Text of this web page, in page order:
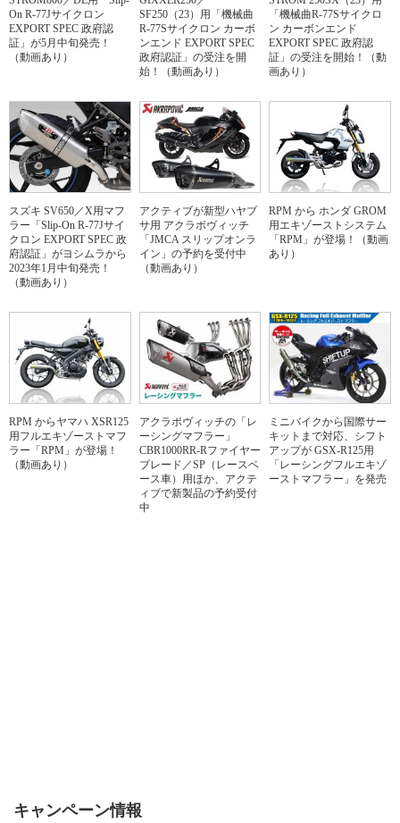
On R-77Jサイクロン
EXPORT SPEC 政府認
証」が5月中旬発売！
（動画あり）
SF250（23）用「機械曲
R-77Sサイクロン カーボ
ンエンド EXPORT SPEC
政府認証」の受注を開
始！（動画あり）
「機械曲R-77Sサイクロ
ン カーボンエンド
EXPORT SPEC 政府認
証」の受注を開始！（動
画あり）
スズキ SV650／X用マフ
ラー「Slip-On R-77Jサイ
クロン EXPORT SPEC 政
府認証」がヨシムラから
2023年1月中旬発売！
（動画あり）
アクティブが新型ハヤブ
サ用 アクラポヴィッチ
「JMCA スリップオンラ
イン」の予約を受付中
（動画あり）
RPM から ホンダ GROM
用エキゾーストシステム
「RPM」が登場！（動画
あり）
RPM からヤマハ XSR125
用フルエキゾーストマフ
ラー「RPM」が登場！
（動画あり）
アクラポヴィッチの「レ
ーシングマフラー」
CBR1000RR-Rファイヤー
ブレード／SP（レースベ
ース車）用ほか、アクテ
ィブで新製品の予約受付
中
ミニバイクから国際サー
キットまで対応、シフト
アップが GSX-R125用
「レーシングフルエキゾ
ーストマフラー」を発売
キャンペーン情報